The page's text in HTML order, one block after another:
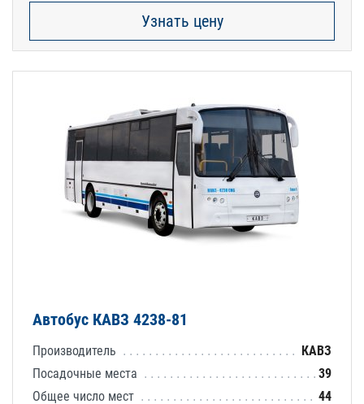
Узнать цену
Автобус КАВЗ 4238-81
Производитель
КАВЗ
Посадочные места
39
Общее число мест
44